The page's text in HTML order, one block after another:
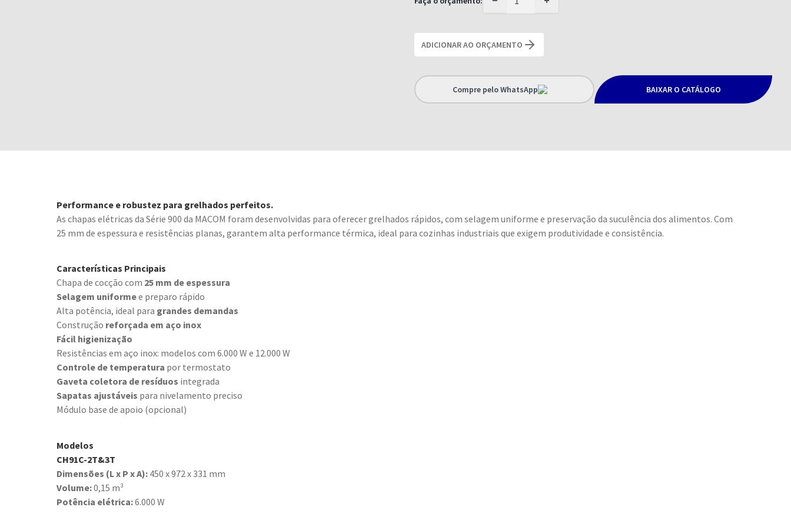
ADICIONAR AO ORÇAMENTO
Compre pelo WhatsApp BAIXAR O CATÁLOGO
Performance e robustez para grelhados perfeitos.
As chapas elétricas da Série 900 da MACOM foram desenvolvidas para oferecer grelhados rápidos, com selagem uniforme e preservação da suculência dos alimentos. Com
25 mm de espessura e resistências planas, garantem alta performance térmica, ideal para cozinhas industriais que exigem produtividade e consistência.
Características Principais
Chapa de cocção com 25 mm de espessura
Selagem uniformee preparo rápido
Alta potência, ideal para grandes demandas
Construção reforçada em aço inox
Fácil higienização
Resistências em aço inox: modelos com 6.000 W e 12.000 W
Controle de temperatura por termostato
Gaveta coletora de resíduos integrada
Sapatas ajustáveis para nivelamento preciso
Módulo base de apoio (opcional)
Modelos
CH91C-2T&3T
Dimensões (L x P x A): 450 x 972 x 331 mm
Volume:0,15 m³
Potência elétrica:6.000 W